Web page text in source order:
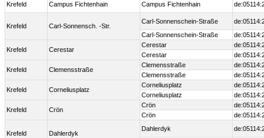
Krefeld
Campus Fichtenhain Campus Fichtenhain
Krefeld Carl-Sonnensch. -Str.
Carl-Sonnenschein-Straße
Carl-Sonnenschein-Straße
Krefeld Cerestar
Cerestar
Cerestar
Krefeld Clemensstraße
Clemensstraße
Clemensstraße
Krefeld Corneliusplatz
Corneliusplatz
Corneliusplatz
Krefeld Crön
Crön
Crön
Krefeld Dahlerdyk
Dahlerdyk